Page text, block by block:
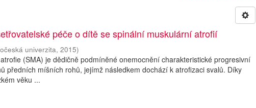
péče o dítě se spinální muskulární atrofií
univerzita,2015)
(SMA) je dědičně podmíněné onemocnění charakteristické progresivní
předních míšních rohů, jejímž následkem dochází k atrofizaci svalů. Díky
věku ...